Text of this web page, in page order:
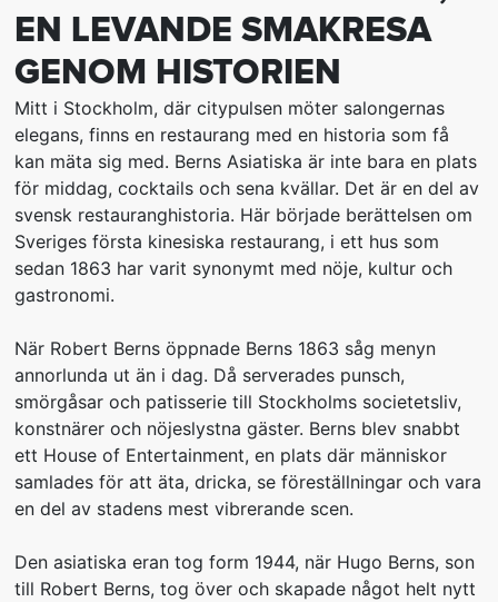
EN LEVANDE SMAKRESA
GENOM HISTORIEN
Mitt i Stockholm, där citypulsen möter salongernas
elegans, finns en restaurang med en historia som få
kan mäta sig med. Berns Asiatiska är inte bara en plats
för middag, cocktails och sena kvällar. Det är en del av
svensk restauranghistoria. Här började berättelsen om
Sveriges första kinesiska restaurang, i ett hus som
sedan 1863 har varit synonymt med nöje, kultur och
gastronomi.
När Robert Berns öppnade Berns 1863 såg menyn
annorlunda ut än i dag. Då serverades punsch,
smörgåsar och patisserie till Stockholms societetsliv,
konstnärer och nöjeslystna gäster. Berns blev snabbt
ett House of Entertainment, en plats där människor
samlades för att äta, dricka, se föreställningar och vara
en del av stadens mest vibrerande scen.
Den asiatiska eran tog form 1944, när Hugo Berns, son
till Robert Berns, tog över och skapade något helt nytt